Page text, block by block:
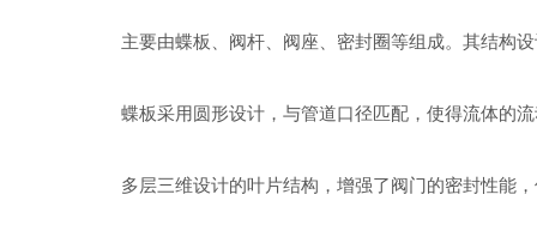
主要由蝶板、阀杆、阀座、密封圈等组成。其结构设
蝶板采用圆形设计，与管道口径匹配，使得流体的流
多层三维设计的叶片结构，增强了阀门的密封性能，